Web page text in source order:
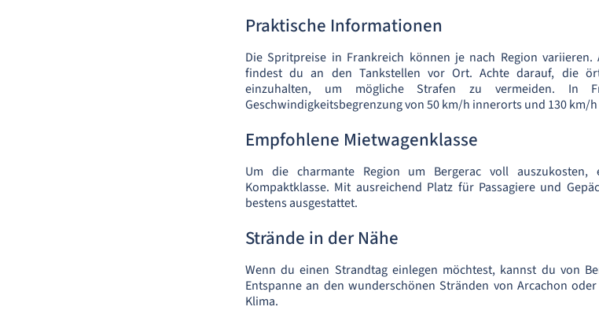
Praktische Informationen
Die Spritpreise in Frankreich können je nach Region
findest du an den Tankstellen vor Ort. Achte darauf, die
einzuhalten, um mögliche Strafen zu vermeiden. In
Geschwindigkeitsbegrenzung von 50 km/h innerorts und 130 km/
Empfohlene Mietwagenklasse
Um die charmante Region um Bergerac voll
Kompaktklasse. Mit ausreichend Platz für Passagiere und
bestens ausgestattet.
Strände in der Nähe
Wenn du einen Strandtag einlegen möchtest, kannst du von
Entspanne an den wunderschönen Stränden von Arcachon
Klima.